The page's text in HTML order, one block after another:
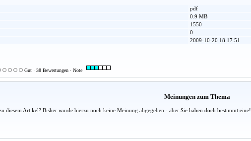
pdf
0.9 MB
1550
0
2009-10-20 18:17:51
Gut · 38 Bewertungen · Note
Meinungen zum Thema
diesem Artikel? Bisher wurde hierzu noch keine Meinung abgegeben - aber Sie haben doch bestimmt eine!